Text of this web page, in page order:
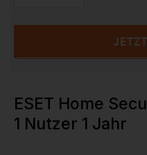
ESET Home
1 Nutzer 1 Jahr